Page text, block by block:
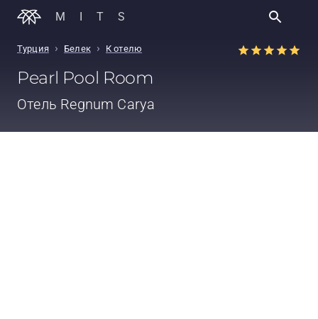
MITS
Турция › Белек › К отелю
Pearl Pool Room
Отель Regnum Carya